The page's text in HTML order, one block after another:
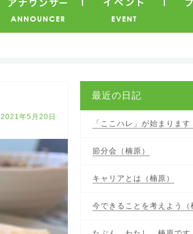
2021年5月20日
最近の日記
「ここハレ」が始まります
節分会（楠原）
キャリアとは（楠原）
今できることを考えよう（